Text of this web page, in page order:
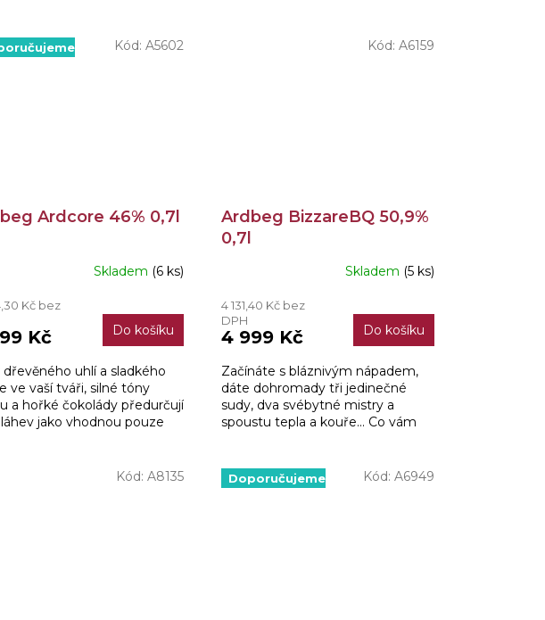
Ardcore 46% 0,7l
Skladem (6 ks)
Kč bez
Kč Do košíku
dřevěného uhlí a sladkého
ve vaší tváři, silné tóny
a hořké čokolády předurčují
jako vhodnou pouze
Kód: A5602
Ardbeg BizzareBQ 50,9%
0,7l
Skladem (5 ks)
4 131,40 Kč bez
DPH
4 999 Kč Do košíku
Začínáte s bláznivým nápadem,
dáte dohromady tři jedinečné
sudy, dva svébytné mistry a
spoustu tepla a kouře... Co vám
Kód: A6159
Kód: A8135 Doporučujeme Kód: A6949